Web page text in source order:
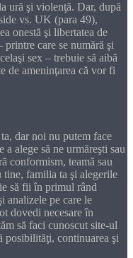
ură şi violenţă. Dar, după
vs. UK (para 49),
onestă şi libertatea de
care se numără şi
sex – trebuie să aibă
de ameninţarea că vor fi
dar noi nu putem face
alege să ne urmăreşti sau
conformism, teamă sau
familia ta şi alegerile
să fii în primul rând
analizele pe care le
dovedi necesare în
să faci cunoscut site-ul
posibilităţi, continuarea şi